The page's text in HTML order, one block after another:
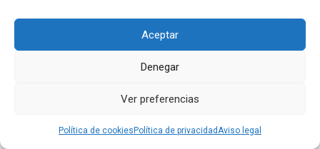
Aceptar
Denegar
Ver preferencias
Política de cookies Política de privacidadAviso legal